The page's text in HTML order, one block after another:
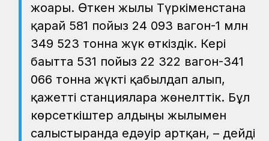
жоғары. Өткен жылы Түркіменстанға
қарай 581 пойыз 24 093 вагон-1 млн
349 523 тонна жүк өткіздік. Кері
бағытта 531 пойыз 22 322 вагон-341
066 тонна жүкті қабылдап алып,
қажетті станцияларға жөнелттік. Бұл
көрсеткіштер алдыңғы жылғымен
салыстырғанда едәуір артқан, – дейді